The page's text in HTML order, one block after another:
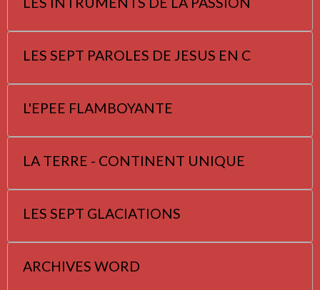
LES SEPT PAROLES DE JESUS EN C
L'EPEE FLAMBOYANTE
LA TERRE - CONTINENT UNIQUE
LES SEPT GLACIATIONS
ARCHIVES WORD